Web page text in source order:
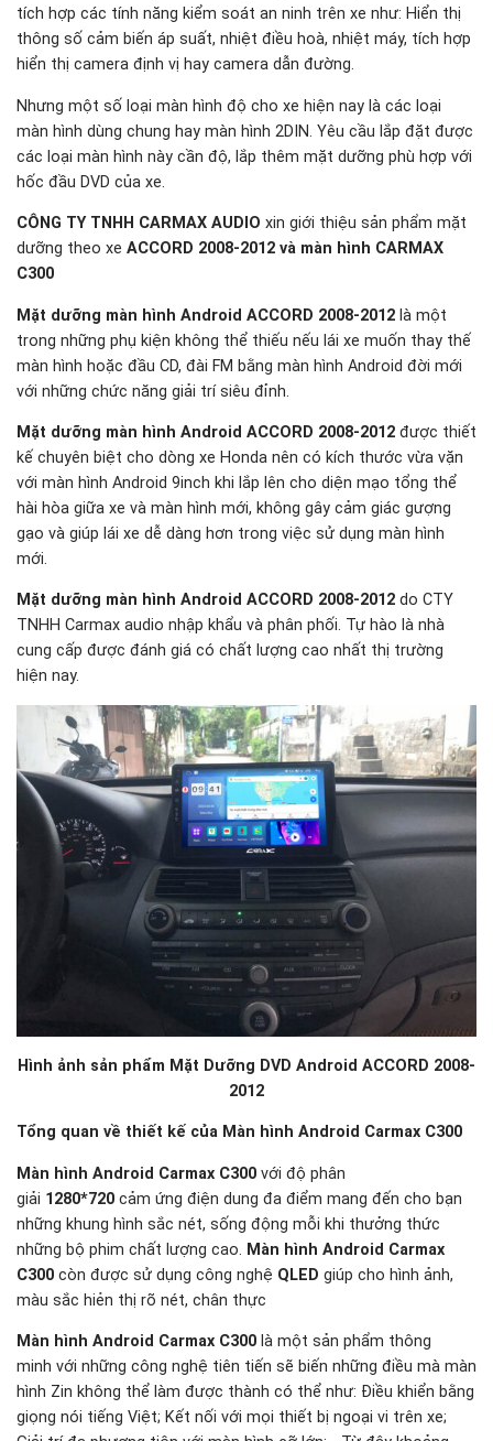
tích hợp các tính năng kiểm soát an ninh trên xe như: Hiển thị
thông số cảm biến áp suất, nhiệt điều hoà, nhiệt máy, tích hợp
hiển thị camera định vị hay camera dẫn đường.
Nhưng một số loại màn hình độ cho xe hiện nay là các loại
màn hình dùng chung hay màn hình 2DIN. Yêu cầu lắp đặt được
các loại màn hình này cần độ, lắp thêm mặt dưỡng phù hợp với
hốc đầu DVD của xe.
CÔNG TY TNHH CARMAX AUDIO xin giới thiệu sản phẩm mặt
dưỡng theo xe ACCORD 2008-2012 và màn hình CARMAX
C300
Mặt dưỡng màn hình Android ACCORD 2008-2012 là một
trong những phụ kiện không thể thiếu nếu lái xe muốn thay thế
màn hình hoặc đầu CD, đài FM bằng màn hình Android đời mới
với những chức năng giải trí siêu đỉnh.
Mặt dưỡng màn hình Android ACCORD 2008-2012 được thiết
kế chuyên biệt cho dòng xe Honda nên có kích thước vừa vặn
với màn hình Android 9inch khi lắp lên cho diện mạo tổng thể
hài hòa giữa xe và màn hình mới, không gây cảm giác gượng
gạo và giúp lái xe dễ dàng hơn trong việc sử dụng màn hình
mới.
Mặt dưỡng màn hình Android ACCORD 2008-2012 do CTY
TNHH Carmax audio nhập khẩu và phân phối. Tự hào là nhà
cung cấp được đánh giá có chất lượng cao nhất thị trường
hiện nay.
Hình ảnh sản phẩm Mặt Dưỡng DVD Android ACCORD 2008-
2012
Tổng quan về thiết kế của Màn hình Android Carmax C300
Màn hình Android Carmax C300 với độ phân
giải 1280*720 cảm ứng điện dung đa điểm mang đến cho bạn
những khung hình sắc nét, sống động mỗi khi thưởng thức
những bộ phim chất lượng cao. Màn hình Android Carmax
C300 còn được sử dụng công nghệ QLED giúp cho hình ảnh,
màu sắc hiẻn thị rõ nét, chân thực
Màn hình Android Carmax C300 là một sản phẩm thông
minh với những công nghệ tiên tiến sẽ biến những điều mà màn
hình Zin không thể làm được thành có thể như: Điều khiển bằng
giọng nói tiếng Việt; Kết nối với mọi thiết bị ngoại vi trên xe;